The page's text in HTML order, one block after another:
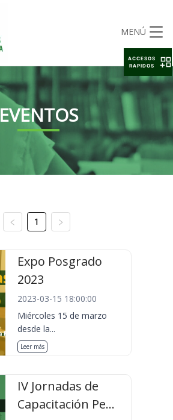
MENÚ
EVENTOS
1
Expo Posgrado
2023
2023-03-15 18:00:00
Miércoles 15 de marzo
desde la...
Leer más
IV Jornadas de
Capacitación Pe...
ACCESOS
RAPIDOS